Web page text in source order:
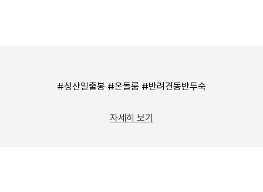
#성산일출봉 #온돌룸 #반려견동반투숙
자세히 보기